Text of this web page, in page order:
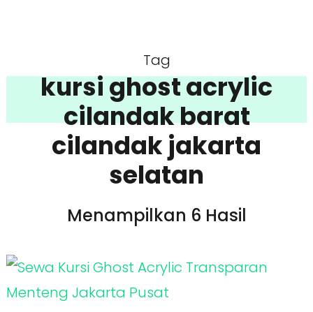
Tag
kursi ghost acrylic
cilandak barat
cilandak jakarta
selatan
Menampilkan 6 Hasil